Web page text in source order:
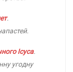
.
Ісуса.
угодну